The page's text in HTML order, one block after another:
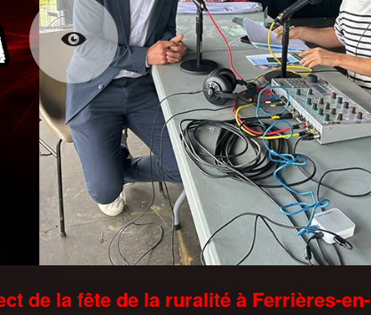
de la fête de la ruralité à Ferrières-en-